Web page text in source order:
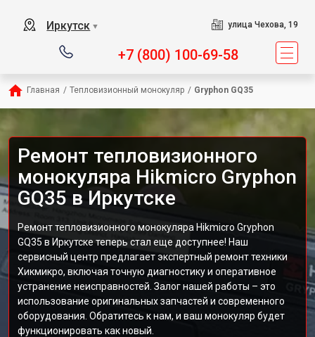
Иркутск ▼ улица Чехова, 19
+7 (800) 100-69-58
Главная / Тепловизионный монокуляр / Gryphon GQ35
Ремонт тепловизионного
монокуляра Hikmicro Gryphon
GQ35 в Иркутске
Ремонт тепловизионного монокуляра Hikmicro Gryphon
GQ35 в Иркутске теперь стал еще доступнее! Наш
сервисный центр предлагает экспертный ремонт техники
Хикмикро, включая точную диагностику и оперативное
устранение неисправностей. Залог нашей работы – это
использование оригинальных запчастей и современного
оборудования. Обратитесь к нам, и ваш монокуляр будет
функционировать как новый.